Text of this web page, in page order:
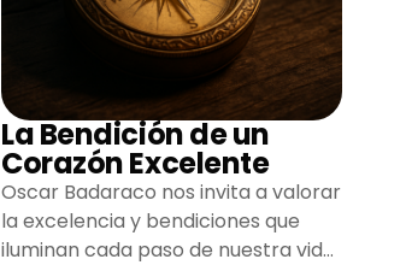
La Bendición de un
Corazón Excelente
Oscar Badaraco nos invita a valorar
la excelencia y bendiciones que
iluminan cada paso de nuestra vida,